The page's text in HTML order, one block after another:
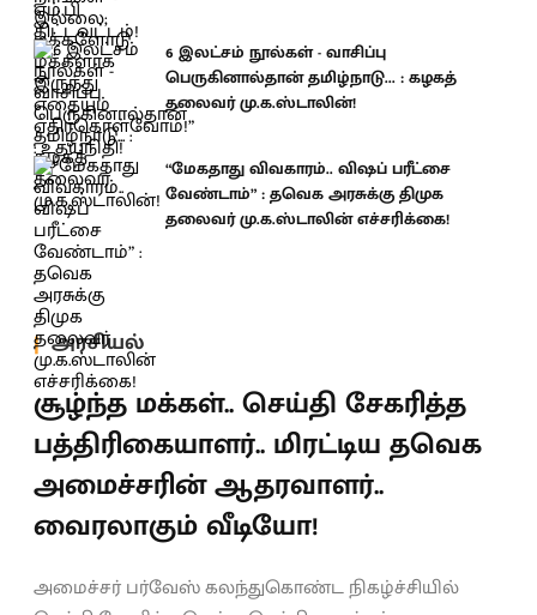
6 இலட்சம் நூல்கள் - வாசிப்பு
பெருகினால்தான் தமிழ்நாடு... : கழகத்
தலைவர் மு.க.ஸ்டாலின்!
“மேகதாது விவகாரம்.. விஷப் பரீட்சை
வேண்டாம்” : தவெக அரசுக்கு திமுக
தலைவர் மு.க.ஸ்டாலின் எச்சரிக்கை!
அரசியல்
சூழ்ந்த மக்கள்.. செய்தி சேகரித்த
பத்திரிகையாளர்.. மிரட்டிய தவெக
அமைச்சரின் ஆதரவாளர்..
வைரலாகும் வீடியோ!
அமைச்சர் பர்வேஸ் கலந்துகொண்ட நிகழ்ச்சியில்